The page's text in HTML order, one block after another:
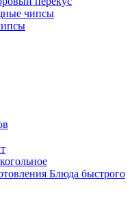
чипсы
Блюда быстрого